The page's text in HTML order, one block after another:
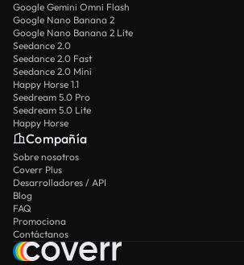
Google Gemini Omni Flash
Google Nano Banana 2
Google Nano Banana 2 Lite
Seedance 2.0
Seedance 2.0 Fast
Seedance 2.0 Mini
Happy Horse 1.1
Seedream 5.0 Pro
Seedream 5.0 Lite
Happy Horse
Compañía
Sobre nosotros
Coverr Plus
Desarrolladores / API
Blog
FAQ
Promociona
Contáctanos